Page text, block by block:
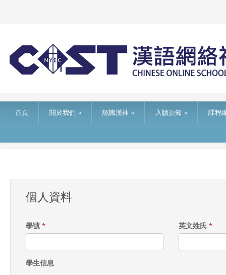
首頁 關於我們 » 認識漢神 » 入讀須知 » 課程
個人資料
學號 * 英文姓氏 *
學生信息